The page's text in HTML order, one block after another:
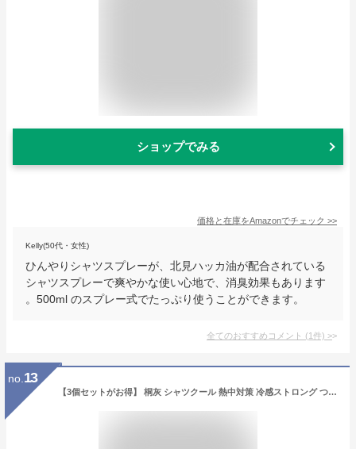
ショップでみる
価格と在庫をAmazonでチェック >>
Kelly(50代・女性)
ひんやりシャツスプレーが、北見ハッカ油が配合されている
シャツスプレーで爽やかな使い心地で、消臭効果もあります
。500ml のスプレー式でたっぷり使うことができます。
全てのおすすめコメント (1件) >
no. 13
【3個セットがお得】 桐灰 シャツクール 熱中対策 冷感ストロング つめ替え 370ml スプレー 大容量 1.5回分 除菌 ひんやり 冷感 詰替 ミント 日本製 選べる個数 1個 2個 3個